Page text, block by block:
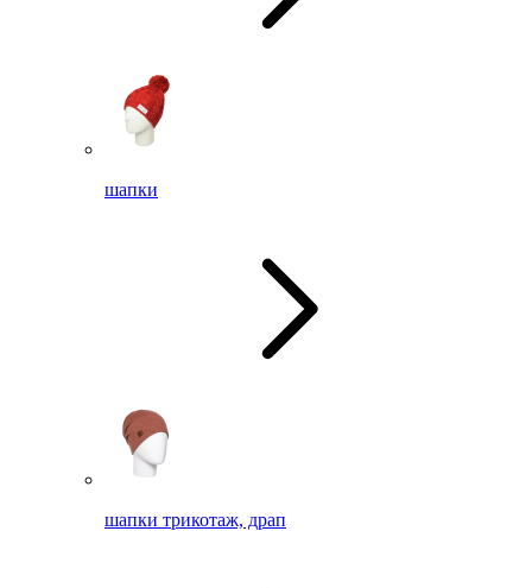
шапки
шапки трикотаж, драп